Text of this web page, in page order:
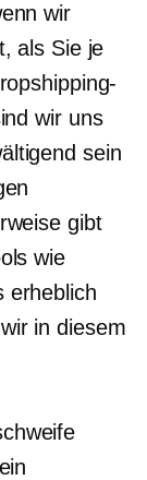
wir
als Sie je
wir uns
sein
gibt
wie
erheblich
in diesem